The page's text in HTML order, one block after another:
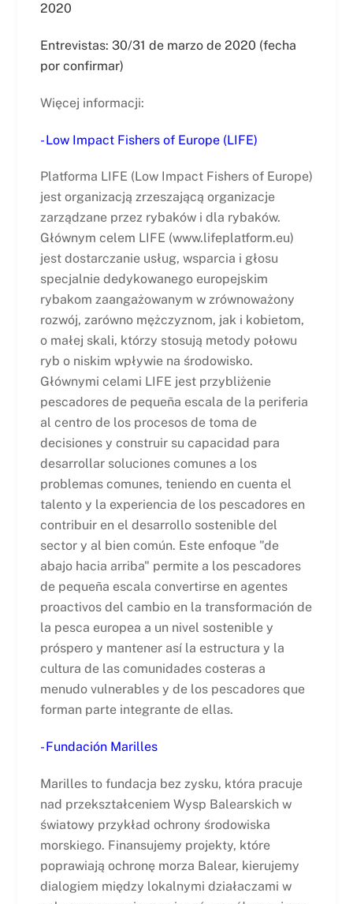
2020
Entrevistas: 30/31 de marzo de 2020 (fecha
por confirmar)
Więcej informacji:
- Low Impact Fishers of Europe (LIFE)
Platforma LIFE (Low Impact Fishers of Europe)
jest organizacją zrzeszającą organizacje
zarządzane przez rybaków i dla rybaków.
Głównym celem LIFE (www.lifeplatform.eu)
jest dostarczanie usług, wsparcia i głosu
specjalnie dedykowanego europejskim
rybakom zaangażowanym w zrównoważony
rozwój, zarówno mężczyznom, jak i kobietom,
o małej skali, którzy stosują metody połowu
ryb o niskim wpływie na środowisko.
Głównymi celami LIFE jest przybliżenie
pescadores de pequeña escala de la periferia
al centro de los procesos de toma de
decisiones y construir su capacidad para
desarrollar soluciones comunes a los
problemas comunes, teniendo en cuenta el
talento y la experiencia de los pescadores en
contribuir en el desarrollo sostenible del
sector y al bien común. Este enfoque "de
abajo hacia arriba" permite a los pescadores
de pequeña escala convertirse en agentes
proactivos del cambio en la transformación de
la pesca europea a un nivel sostenible y
próspero y mantener así la estructura y la
cultura de las comunidades costeras a
menudo vulnerables y de los pescadores que
forman parte integrante de ellas.
- Fundación Marilles
Marilles to fundacja bez zysku, która pracuje
nad przekształceniem Wysp Balearskich w
światowy przykład ochrony środowiska
morskiego. Finansujemy projekty, które
poprawiają ochronę morza Balear, kierujemy
dialogiem między lokalnymi działaczami w